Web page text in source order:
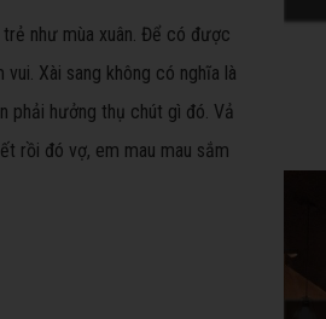
như mùa xuân. Để có được
Xài sang không có nghĩa là
phải hưởng thụ chút gì đó. Vả
rồi đó vợ, em mau mau sắm